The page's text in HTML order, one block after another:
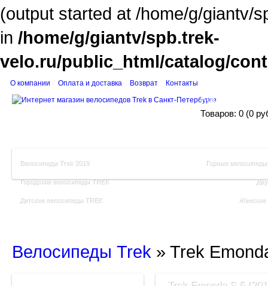
(output started at /home/g/giantv/
in /home/g/giantv/spb.trek-
velo.ru/public_html/catalog/
Корзина
Товаров: 0 (0
О компании Оплата и доставка Возврат Контакты
Велосипеды Trek 2019 Горные
Городские велосипеды TREK
Детские велосипеды TREK Женские
Велосипеды Trek » Trek